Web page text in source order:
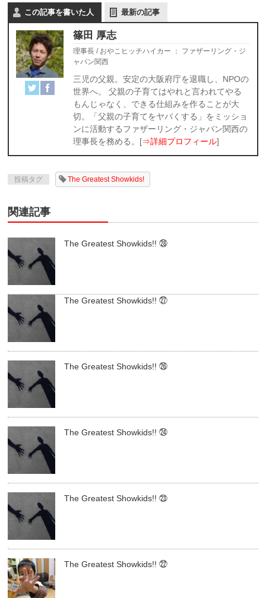
この記事を書いた人 最新の記事
篠田 厚志
理事長 / おやこヒッチハイカー ： ファザーリング・ジ
ャパン関西
三児の父親。安定の大阪府庁を退職し、NPOの
世界へ。 父親の子育てはやれと言われてやる
もんじゃなく、できる仕組みを作ることが大
切。「父親の子育てをヤバくする」をミッショ
ンに活動するファザーリング・ジャパン関西の
理事長を務める。[⇒詳細プロフィール]
投稿タグ The Greatest Showkids!
関連記事
The Greatest Showkids!! ㉘
The Greatest Showkids!! ㉗
The Greatest Showkids!! ㉖
The Greatest Showkids!! ㉔
The Greatest Showkids!! ㉓
The Greatest Showkids!! ㉒